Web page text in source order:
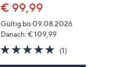
€ 99,99
Gültig bis 09.08.2026
Danach: € 109,99
5.0
von
(1)1